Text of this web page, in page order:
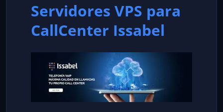
Servidores VPS para
CallCenter Issabel